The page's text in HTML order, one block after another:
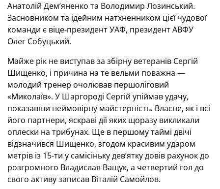
Анатолій Дем’яненко та Володимир Лозинський.
Засновником та ідейним натхненником цієї чудової
команди є віце-президент УАФ, президент АВФУ
Олег Собуцький.
Майже рік не виступав за збірну ветеранів Сергій
Шищенко, і причина на те вельми поважна —
молодий тренер очолював першоліговий
«Миколаїв». У Шаргороді Сергій упіймав удачу,
показавши неймовірну майстерність. Власне, як і всі
його партнери, яскраві дії яких щоразу викликали
оплески на трибунах. Ще в першому таймі двічі
відзначився Шищенко, згодом красивим ударом
метрів із 15-ти у самісіньку дев’ятку довів рахунок до
розгромного Владислав Ващук, а четвертий гол до
свого активу записав Віталій Самойлов.